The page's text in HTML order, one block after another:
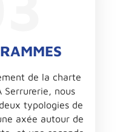
de la charte
Serrurerie, nous
typologies de
axée autour de